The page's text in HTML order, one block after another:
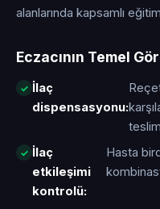
alanlarında kapsamlı
Eczacının Temel
İlaç
dispensasyonu:
İlaç
etkileşimi
kontrolü:
Hasta